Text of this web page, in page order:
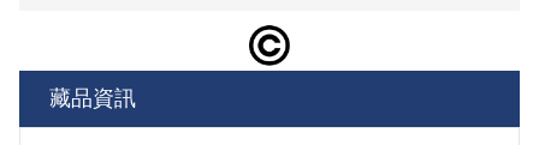
藏品資訊